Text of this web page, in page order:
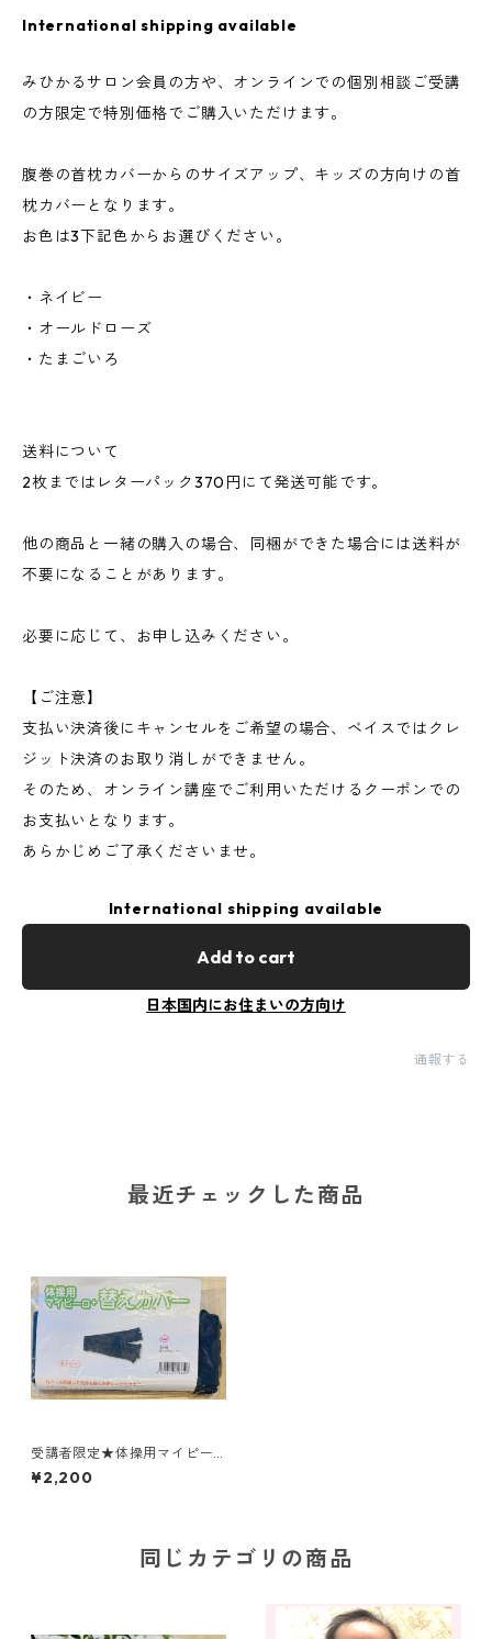
International shipping available
みひかるサロン会員の方や、オンラインでの個別相談ご受講
の方限定で特別価格でご購入いただけます。
腹巻の首枕カバーからのサイズアップ、キッズの方向けの首
枕カバーとなります。
お色は3下記色からお選びください。
・ネイビー
・オールドローズ
・たまごいろ
送料について
2枚まではレターパック370円にて発送可能です。
他の商品と一緒の購入の場合、同梱ができた場合には送料が
不要になることがあります。
必要に応じて、お申し込みください。
【ご注意】
支払い決済後にキャンセルをご希望の場合、ベイスではクレ
ジット決済のお取り消しができません。
そのため、オンライン講座でご利用いただけるクーポンでの
お支払いとなります。
あらかじめご了承くださいませ。
International shipping available
Add to cart
日本国内にお住まいの方向け
通報する
最近チェックした商品
受講者限定★体操用マイピー
ロ替えカバー 同梱できれば
送料無料！
¥2,200
同じカテゴリの商品